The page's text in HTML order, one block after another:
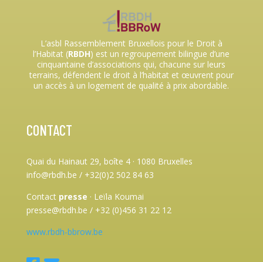
L’asbl Rassemblement Bruxellois pour le Droit à
l’Habitat (RBDH) est un regroupement bilingue d’une
cinquantaine d’associations qui, chacune sur leurs
terrains, défendent le droit à l’habitat et œuvrent pour
un accès à un logement de qualité à prix abordable.
CONTACT
Quai du Hainaut 29, boîte 4 · 1080 Bruxelles
info@rbdh.be / +32(0)2 502 84 63
Contact presse · Leïla Koumai
presse@rbdh.be / +32 (0)456 31 22 12
www.rbdh-bbrow.be